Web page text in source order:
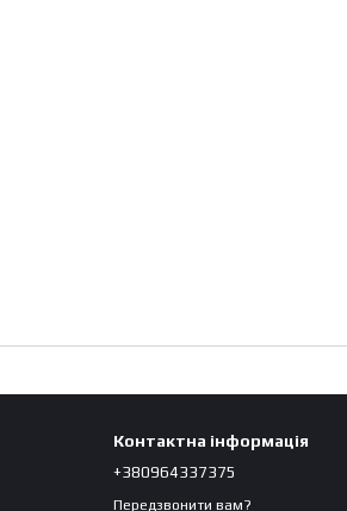
Контактна інформація
+380964337375
Передзвонити вам?